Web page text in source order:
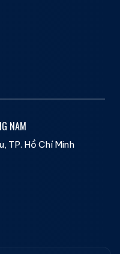
NAM
TP. Hồ Chí Minh